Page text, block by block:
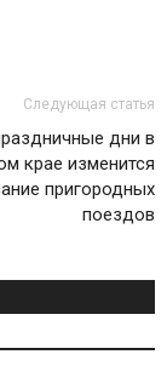
Следующая статья
дни в
крае изменится
пригородных
поездов